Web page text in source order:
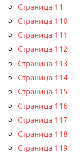
Страница 11
Страница 110
Страница 111
Страница 112
Страница 113
Страница 114
Страница 115
Страница 116
Страница 117
Страница 118
Страница 119